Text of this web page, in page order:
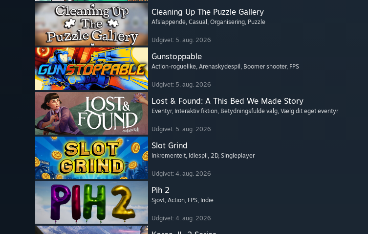
Cleaning Up The Puzzle Gallery
Afslappende, Casual , Organisering, Puzzle
Udgivet: 5. aug. 2026
Gunstoppable
Action-roguelike, Arenaskydespil , Boomer shooter, FPS
Udgivet: 5. aug. 2026
Lost & Found: A This Bed We Made Story
Eventyr, Interaktiv fiktion, Betydningsfulde valg, Vælg dit eget eventyr
Udgivet: 5. aug. 2026
Slot Grind
Inkrementelt, Idlespil , 2D, Singleplayer
Udgivet: 4. aug. 2026
Pih 2
Sjovt, Action, FPS, Indie
Udgivet: 4. aug. 2026